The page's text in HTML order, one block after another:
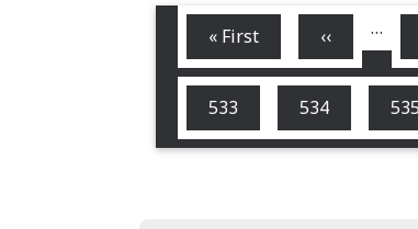
Нумерация
страниц
Первая
страница
« First ←
‹‹ …
Страница
533 Страница
534 535